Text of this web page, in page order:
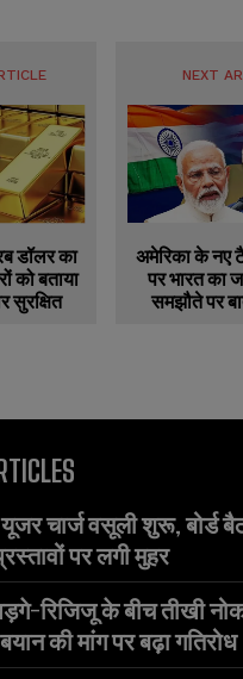
डॉलर का
को बताया
सुरक्षित
NEXT
अमेरिका के नए
पर भारत का
समझौते पर
चार्ज वसूली शुरू, बोर्ड
पर लगी मुहर
रिजिजू के बीच तीखी
की मांग पर बढ़ा गतिरोध